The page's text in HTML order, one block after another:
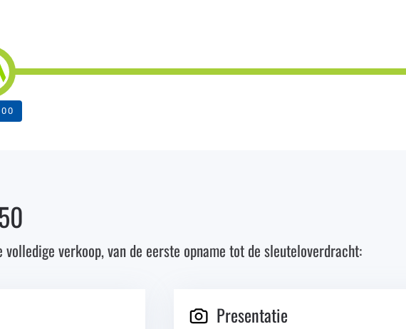
verkoop, van de eerste opname tot de sleuteloverdracht:
Presentatie